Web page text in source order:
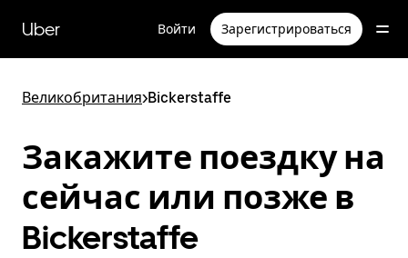
перейти
к
содержимому
Uber Войти Зарегистрироваться
Великобритания>Bickerstaffe
Закажите поездку на
сейчас или позже в
Bickerstaffe